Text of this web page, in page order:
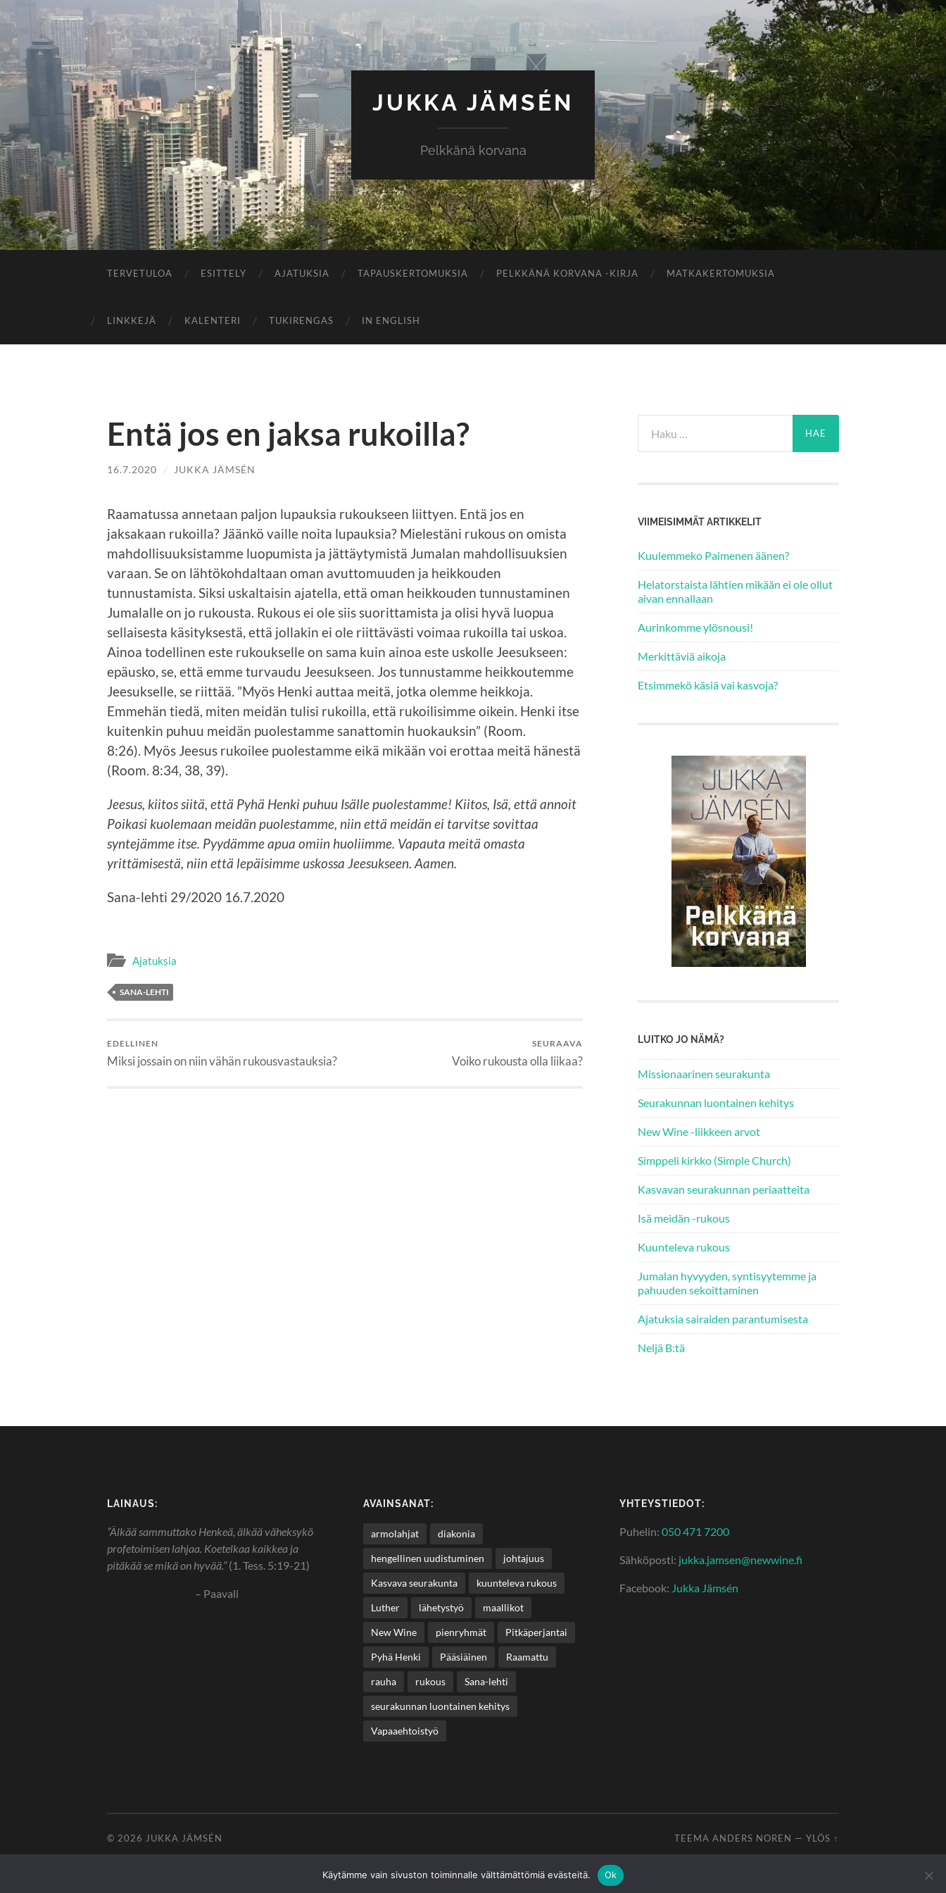
JUKKA JÄMSÉN
Pelkkänä korvana
TERVETULOA ESITTELY AJATUKSIA TAPAUSKERTOMUKSIA PELKKÄNÄ KORVANA -KIRJA MATKAKERTOMUKSIA
LINKKEJÄ KALENTERI TUKIRENGAS IN ENGLISH
Entä jos en jaksa rukoilla?
16.7.2020 / JUKKA JÄMSÉN
Raamatussa annetaan paljon lupauksia rukoukseen liittyen. Entä jos en
jaksakaan rukoilla? Jäänkö vaille noita lupauksia? Mielestäni rukous on omista
mahdollisuuksistamme luopumista ja jättäytymistä Jumalan mahdollisuuksien
varaan. Se on lähtökohdaltaan oman avuttomuuden ja heikkouden
tunnustamista. Siksi uskaltaisin ajatella, että oman heikkouden tunnustaminen
Jumalalle on jo rukousta. Rukous ei ole siis suorittamista ja olisi hyvä luopua
sellaisesta käsityksestä, että jollakin ei ole riittävästi voimaa rukoilla tai uskoa.
Ainoa todellinen este rukoukselle on sama kuin ainoa este uskolle Jeesukseen:
epäusko, se, että emme turvaudu Jeesukseen. Jos tunnustamme heikkoutemme
Jeesukselle, se riittää. ”Myös Henki auttaa meitä, jotka olemme heikkoja.
Emmehän tiedä, miten meidän tulisi rukoilla, että rukoilisimme oikein. Henki itse
kuitenkin puhuu meidän puolestamme sanattomin huokauksin” (Room.
8:26). Myös Jeesus rukoilee puolestamme eikä mikään voi erottaa meitä hänestä
(Room. 8:34, 38, 39).
Jeesus, kiitos siitä, että Pyhä Henki puhuu Isälle puolestamme! Kiitos, Isä, että annoit
Poikasi kuolemaan meidän puolestamme, niin että meidän ei tarvitse sovittaa
syntejämme itse. Pyydämme apua omiin huoliimme. Vapauta meitä omasta
yrittämisestä, niin että lepäisimme uskossa Jeesukseen. Aamen.
Sana-lehti 29/2020 16.7.2020
Ajatuksia
SANA-LEHTI
EDELLINEN
Miksi jossain on niin vähän rukousvastauksia?
SEURAAVA
Voiko rukousta olla liikaa?
VIIMEISIMMÄT ARTIKKELIT
Kuulemmeko Paimenen äänen?
Helatorstaista lähtien mikään ei ole ollut
aivan ennallaan
Aurinkomme ylösnousi!
Merkittäviä aikoja
Etsimmekö käsiä vai kasvoja?
LUITKO JO NÄMÄ?
Missionaarinen seurakunta
Seurakunnan luontainen kehitys
New Wine -liikkeen arvot
Simppeli kirkko (Simple Church)
Kasvavan seurakunnan periaatteita
Isä meidän -rukous
Kuunteleva rukous
Jumalan hyvyyden, syntisyytemme ja
pahuuden sekoittaminen
Ajatuksia sairaiden parantumisesta
Neljä B:tä
LAINAUS:
”Älkää sammuttako Henkeä, älkää väheksykö
profetoimisen lahjaa. Koetelkaa kaikkea ja
pitäkää se mikä on hyvää.”(1. Tess. 5:19-21)
– Paavali
AVAINSANAT:
armolahjat diakonia
hengellinen uudistuminen johtajuus
Kasvava seurakunta kuunteleva rukous
Luther lähetystyö maallikot
New Wine pienryhmät Pitkäperjantai
Pyhä Henki Pääsiäinen Raamattu
rauha rukous Sana-lehti
seurakunnan luontainen kehitys
Vapaaehtoistyö
YHTEYSTIEDOT:
Puhelin: 050 471 7200
Sähköposti: jukka.jamsen@newwine.fi
Facebook: Jukka Jämsén
© 2026 JUKKA JÄMSÉN TEEMA ANDERS NOREN — YLÖS ↑
Käytämme vain sivuston toiminnalle välttämättömiä evästeitä. Ok